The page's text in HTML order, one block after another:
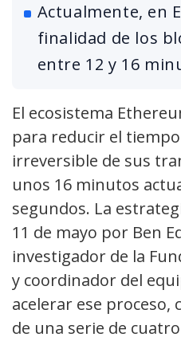
Actualmente, en
finalidad de los
entre 12 y 16
El ecosistema
para reducir el
irreversible de sus
unos 16 minutos
segundos. La
11 de mayo por Ben
investigador de la
y coordinador del
acelerar ese
de una serie de